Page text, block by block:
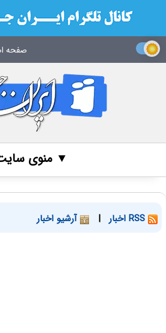
صفحه
▼ منوی
| آرشیو اخبار